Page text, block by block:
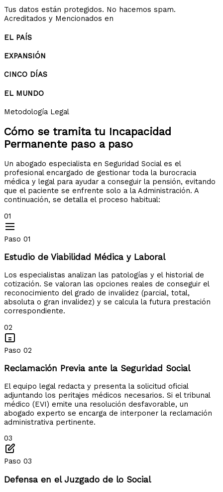
Tus datos están protegidos. No hacemos spam.
Acreditados y Mencionados en
EL PAÍS
EXPANSIÓN
CINCO DÍAS
EL MUNDO
Metodología Legal
Cómo se tramita tu Incapacidad
Permanente paso a paso
Un abogado especialista en Seguridad Social es el
profesional encargado de gestionar toda la burocracia
médica y legal para ayudar a conseguir la pensión, evitando
que el paciente se enfrente solo a la Administración. A
continuación, se detalla el proceso habitual:
01
Paso 01
Estudio de Viabilidad Médica y Laboral
Los especialistas analizan las patologías y el historial de
cotización. Se valoran las opciones reales de conseguir el
reconocimiento del grado de invalidez (parcial, total,
absoluta o gran invalidez) y se calcula la futura prestación
correspondiente.
02
Paso 02
Reclamación Previa ante la Seguridad Social
El equipo legal redacta y presenta la solicitud oficial
adjuntando los peritajes médicos necesarios. Si el tribunal
médico (EVI) emite una resolución desfavorable, un
abogado experto se encarga de interponer la reclamación
administrativa pertinente.
03
Paso 03
Defensa en el Juzgado de lo Social